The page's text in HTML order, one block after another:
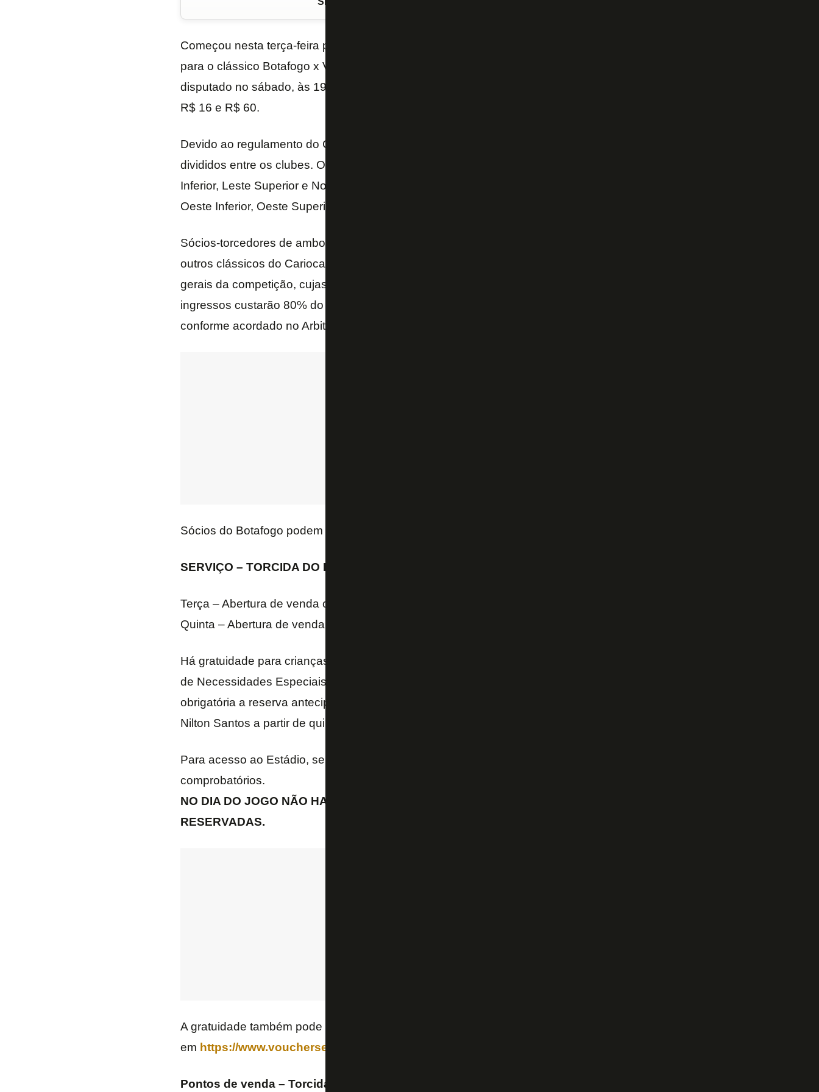
Começou nesta terça-feira pelo site www.voucherseguro.com a venda de ingressos
para o clássico Botafogo x Vasco, válido pela 1ª rodada da Taça Rio, que será
disputado no sábado, às 19h30, no Estádio Nilton Santos. Os ingressos custarão entre
R$ 16 e R$ 60.
Devido ao regulamento do Campeonato Carioca, público, receitas e despesas serão
divididos entre os clubes. Os setores destinados à torcida do Botafogo serão Leste
Inferior, Leste Superior e Norte, enquanto os destinados à torcida do Vasco serão
Oeste Inferior, Oeste Superior e Sul.
Sócios-torcedores de ambos os clubes têm benefício especial nesta partida e nos
outros clássicos do Carioca, exceto nas semifinais e finais de turno e semifinais e finais
gerais da competição, cujas especificações serão definidas posteriormente. Seus
ingressos custarão 80% do valor da meia-entrada do setor de sua preferência,
conforme acordado no Arbitral. Todos os sócios terão direito ao benefício.
Sócios do Botafogo podem comprar em
SERVIÇO – TORCIDA DO BOTAFOGO
Terça – Abertura de venda online
Quinta – Abertura de venda física
Há gratuidade para crianças (menores de 12 anos), idosos (acima de 60) e Portadores
de Necessidades Especiais apenas nos setores Leste Inferior e Norte sendo
obrigatória a reserva antecipada ou a retirada prévia em General Severiano ou Estádio
Nilton Santos a partir de quinta-feira.
Para acesso ao Estádio, será necessária a apresentação dos documentos
comprobatórios.
NO DIA DO JOGO NÃO HAVERÁ RETIRADA DE GRATUIDADES NÃO
RESERVADAS.
A gratuidade também pode ser reservada online pela torcida do Fogão
em https://www.voucherseguro.com/ .
Pontos de venda – Torcida do Botafogo